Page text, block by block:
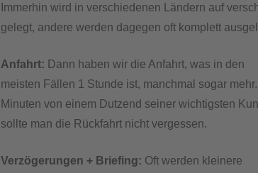
Immerhin wird in verschiedenen Ländern auf
gelegt, andere werden dagegen oft komplett
Anfahrt: Dann haben wir die Anfahrt, was in den
meisten Fällen 1 Stunde ist, manchmal sogar
Minuten von einem Dutzend seiner wichtigsten
sollte man die Rückfahrt nicht vergessen.
Verzögerungen + Briefing: Oft werden kleinere